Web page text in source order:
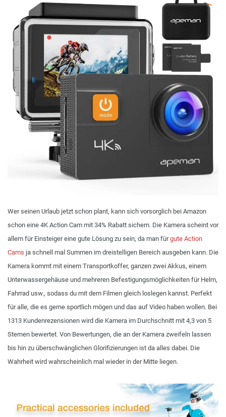
Wer seinen Urlaub jetzt schon plant, kann sich vorsorglich bei Amazon
schon eine 4K Action Cam mit 34% Rabatt sichern. Die Kamera scheint vor
allem für Einsteiger eine gute Lösung zu sein, da man fürgute Action
Cams ja schnell mal Summen im dreistelligen Bereich ausgeben kann. Die
Kamera kommt mit einem Transportkoffer, ganzen zwei Akkus, einem
Unterwassergehäuse und mehreren Befestigungsmöglichkeiten für Helm,
Fahrrad usw., sodass du mit dem Filmen gleich loslegen kannst. Perfekt
für alle, die es gerne sportlich mögen und das auf Video haben wollen. Bei
1313 Kundenrezensionen wird die Kamera im Durchschnitt mit 4,3 von 5
Sternen bewertet. Von Bewertungen, die an der Kamera zweifeln lassen
bis hin zu überschwänglichen Glorifizierungen ist da alles dabei. Die
Wahrheit wird wahrscheinlich mal wieder in der Mitte liegen.